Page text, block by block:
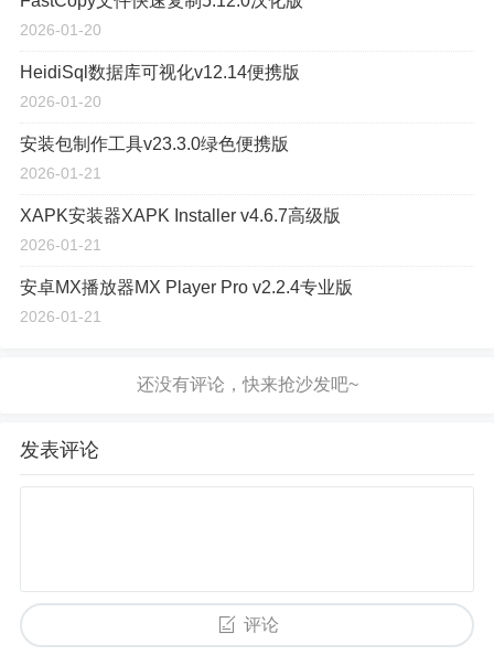
2026-01-20
HeidiSql数据库可视化v12.14便携版
2026-01-20
安装包制作工具v23.3.0绿色便携版
2026-01-21
XAPK安装器XAPK Installer v4.6.7高级版
2026-01-21
安卓MX播放器MX Player Pro v2.2.4专业版
2026-01-21
发表评论
评论